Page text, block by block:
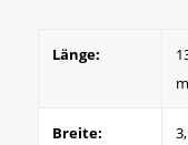
Länge:
m
Breite: